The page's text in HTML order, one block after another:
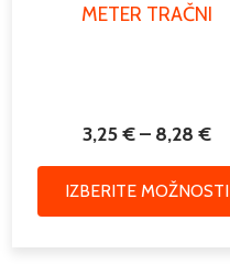
METER TRAČNI
3,25€– 8,28€
IZBERITE MOŽNOSTI